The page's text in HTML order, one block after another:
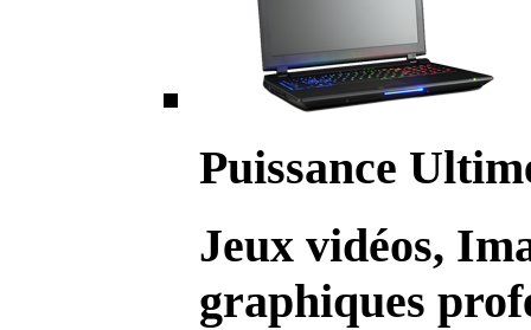
Puissance
Jeux vidéos,
graphiques